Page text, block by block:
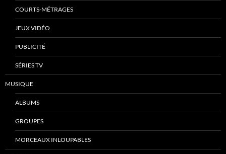
COURTS-MÉTRAGES
JEUX VIDÉO
PUBLICITÉ
SÉRIES TV
MUSIQUE
ALBUMS
GROUPES
MORCEAUX INLOUPABLES